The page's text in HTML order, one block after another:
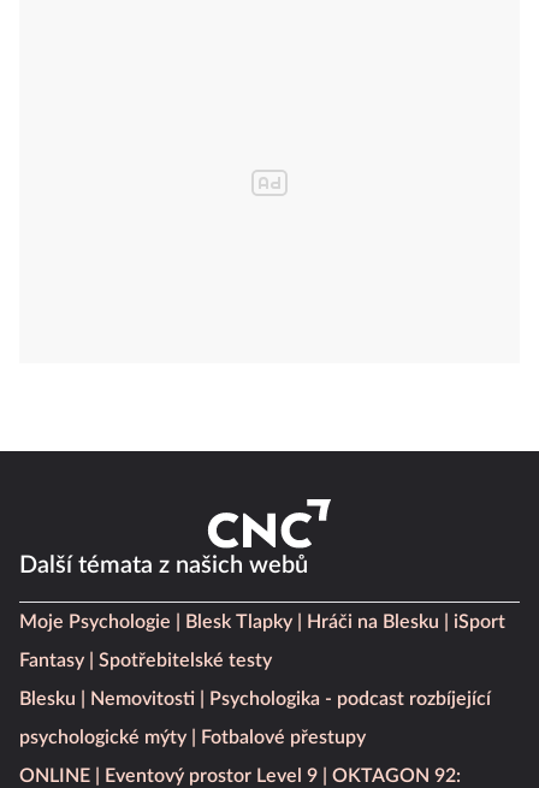
Další témata z našich webů
Moje Psychologie Blesk Tlapky Hráči na Blesku
iSport
Fantasy
Spotřebitelské testy
Blesku
Nemovitosti
Psychologika - podcast rozbíjející
psychologické mýty
Fotbalové přestupy
ONLINE
Eventový prostor Level 9
OKTAGON 92: